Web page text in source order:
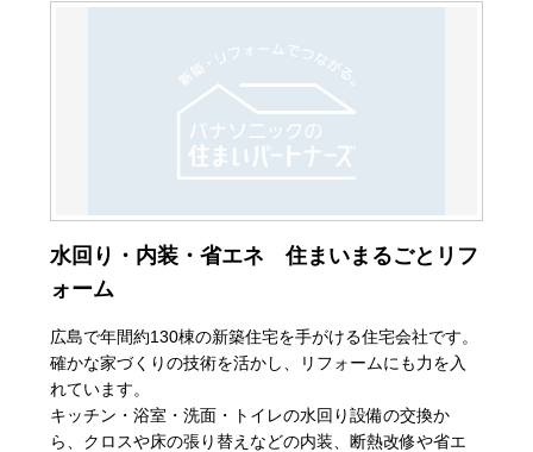
水回り・内装・省エネ 住まいまるごとリフ
ォーム
広島で年間約130棟の新築住宅を手がける住宅会社です。
確かな家づくりの技術を活かし、リフォームにも力を入
れています。
キッチン・浴室・洗面・トイレの水回り設備の交換か
ら、クロスや床の張り替えなどの内装、断熱改修や省エ